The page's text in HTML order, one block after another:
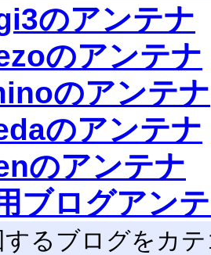
のアンテナ
のアンテナ
のアンテナ
のアンテナ
のアンテナ
ブログアン
するブログをカ